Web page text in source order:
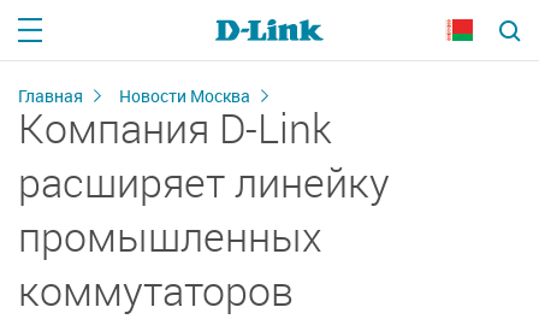
Главная Новости Москва
Компания D-Link
расширяет линейку
промышленных
коммутаторов